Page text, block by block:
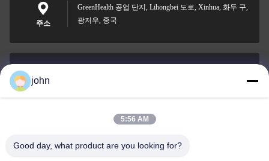
주소
GreenHealth 공업 단지, Lihongbei 도로, Xinhua, 화두 구,
광저우, 중국
0086-153-7406-6785
john
5:56 AM
Good day, what product are you looking for?